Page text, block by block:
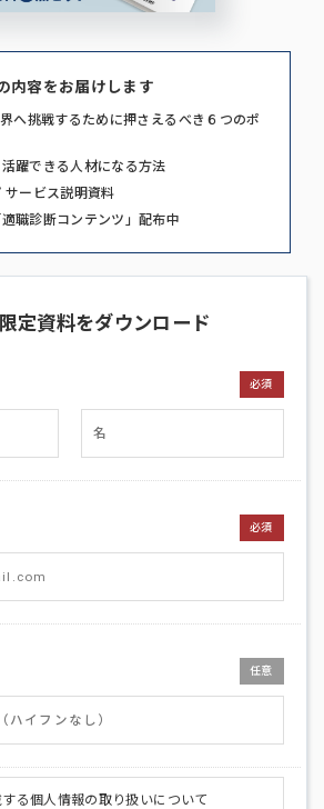
内容をお届けします
へ挑戦するために押さえるべき６つのポ
躍できる人材になる方法
サービス説明資料
職診断コンテンツ」配布中
定資料をダウンロード
必須
必須
任意
る個人情報の取り扱いについて